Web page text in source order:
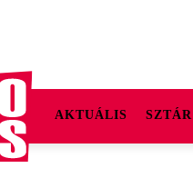
AKTUÁLIS SZTÁR